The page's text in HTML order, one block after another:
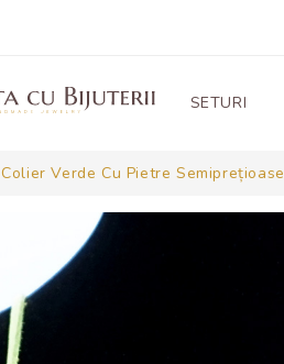
SETURI
Colier Verde Cu Pietre Semiprețioase